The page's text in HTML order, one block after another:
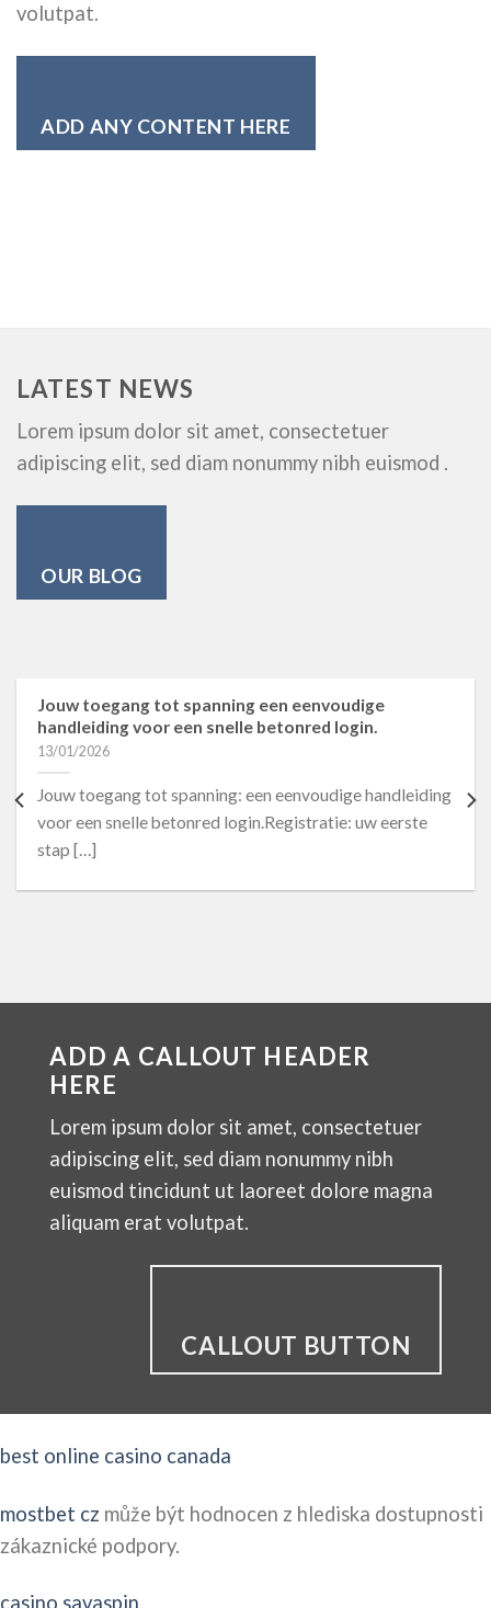
volutpat.
ADD ANY CONTENT HERE
LATEST NEWS
Lorem ipsum dolor sit amet, consectetuer
adipiscing elit, sed diam nonummy nibh euismod .
OUR BLOG
Jouw toegang tot spanning een eenvoudige
handleiding voor een snelle betonred login.
13/01/2026
Jouw toegang tot spanning: een eenvoudige handleiding
voor een snelle betonred login.Registratie: uw eerste
stap […]
ADD A CALLOUT HEADER
HERE
Lorem ipsum dolor sit amet, consectetuer
adipiscing elit, sed diam nonummy nibh
euismod tincidunt ut laoreet dolore magna
aliquam erat volutpat.
CALLOUT BUTTON
best online casino canada
mostbet cz může být hodnocen z hlediska dostupnosti
zákaznické podpory.
casino savaspin